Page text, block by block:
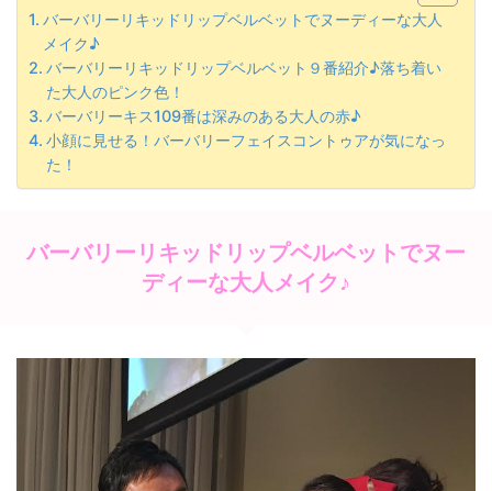
バーバリーリキッドリップベルベットでヌーディーな大人
メイク♪
バーバリーリキッドリップベルベット９番紹介♪落ち着い
た大人のピンク色！
バーバリーキス109番は深みのある大人の赤♪
小顔に見せる！バーバリーフェイスコントゥアが気になっ
た！
バーバリーリキッドリップベルベットでヌー
ディーな大人メイク♪